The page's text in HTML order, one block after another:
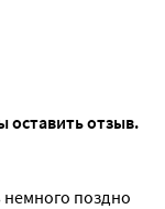
оставить отзыв.
поздно